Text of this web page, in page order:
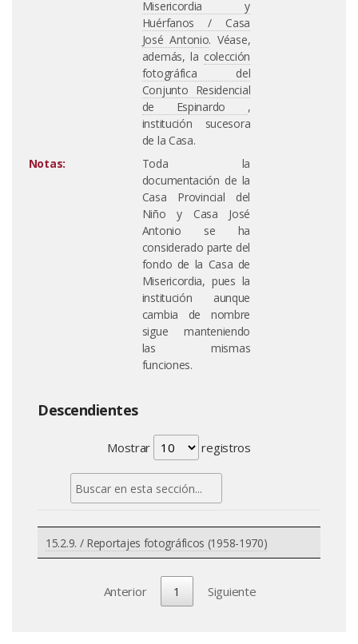
Misericordia y
Huérfanos / Casa
José Antonio. Véase,
además, la colección
fotográfica del
Conjunto Residencial
de Espinardo ,
institución sucesora
de la Casa.
Notas:
Toda la
documentación de la
Casa Provincial del
Niño y Casa José
Antonio se ha
considerado parte del
fondo de la Casa de
Misericordia, pues la
institución aunque
cambia de nombre
sigue manteniendo
las mismas
funciones.
Descendientes
Mostrar registros
15.2.9. / Reportajes fotográficos (1958-1970)
Anterior 1 Siguiente